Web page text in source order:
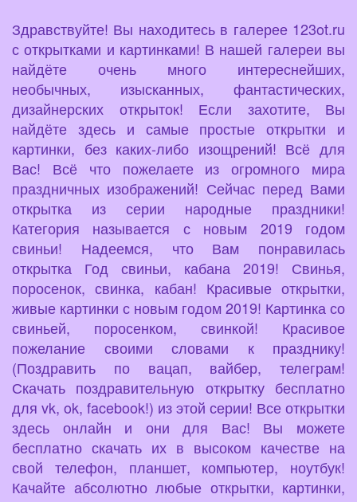
Здравствуйте! Вы находитесь в галерее 123ot.ru
с открытками и картинками! В нашей галереи вы
найдёте очень много интереснейших,
необычных, изысканных, фантастических,
дизайнерских открыток! Если захотите, Вы
найдёте здесь и самые простые открытки и
картинки, без каких-либо изощрений! Всё для
Вас! Всё что пожелаете из огромного мира
праздничных изображений! Сейчас перед Вами
открытка из серии народные праздники!
Категория называется с новым 2019 годом
свиньи! Надеемся, что Вам понравилась
открытка Год свиньи, кабана 2019! Свинья,
поросенок, свинка, кабан! Красивые открытки,
живые картинки с новым годом 2019! Картинка со
свиньей, поросенком, свинкой! Красивое
пожелание своими словами к празднику!
(Поздравить по вацап, вайбер, телеграм!
Скачать поздравительную открытку бесплатно
для vk, ok, facebook!) из этой серии! Все открытки
здесь онлайн и они для Вас! Вы можете
бесплатно скачать их в высоком качестве на
свой телефон, планшет, компьютер, ноутбук!
Качайте абсолютно любые открытки, картинки,